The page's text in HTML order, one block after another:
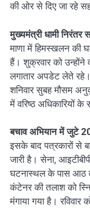
की ओर से दिए जा रहे
मुख्यमंत्री धामी निरंतर
माणा में हिमस्खलन की
हैं। शुक्रवार को उन्होंने
लगातार अपडेट लेते रहे।
शनिवार सुबह मौसम
में वरिष्ठ अधिकारियों के
बचाव अभियान में जुटे
इसके बाद पत्रकारों से
जारी है। सेना,
घटनास्थल के पास आठ
कंटेनर की तलाश को
मंगाया गया है।